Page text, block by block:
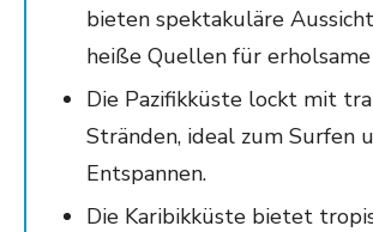
bieten spektakuläre
heiße Quellen für
Die Pazifikküste lockt mit
Stränden, ideal zum Surfen
Entspannen.
Die Karibikküste bietet